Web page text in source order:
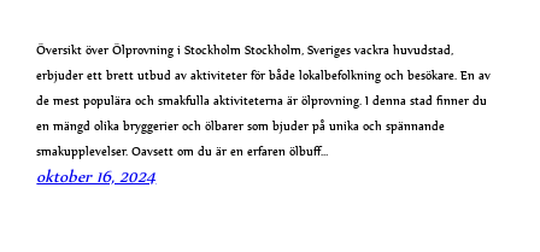
Översikt över Ölprovning i Stockholm Stockholm, Sveriges vackra huvudstad,
erbjuder ett brett utbud av aktiviteter för både lokalbefolkning och besökare. En av
de mest populära och smakfulla aktiviteterna är ölprovning. I denna stad finner du
en mängd olika bryggerier och ölbarer som bjuder på unika och spännande
smakupplevelser. Oavsett om du är en erfaren ölbuff…
oktober 16, 2024